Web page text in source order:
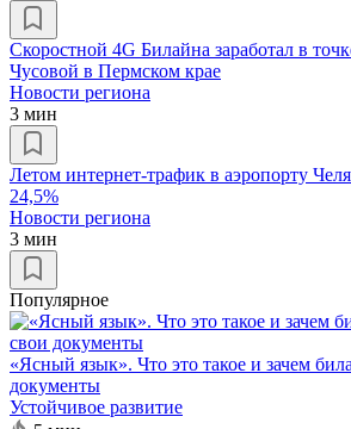
Скоростной 4G Билайна заработал в
Чусовой в Пермском крае
Новости региона
3 мин
Летом интернет-трафик в аэропорту
24,5%
Новости региона
3 мин
Популярное
«Ясный язык». Что это такое и зачем
документы
Устойчивое развитие